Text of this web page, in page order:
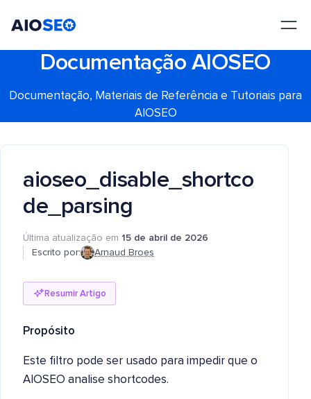
Documentação AIOSEO
Documentação, Materiais de Referência e Tutoriais para
AIOSEO
aioseo_disable_shortco
de_parsing
Última atualização em 15 de abril de 2026
Escrito por:
Arnaud Broes
Resumir Artigo
Propósito
Este filtro pode ser usado para impedir que o
AIOSEO analise shortcodes.